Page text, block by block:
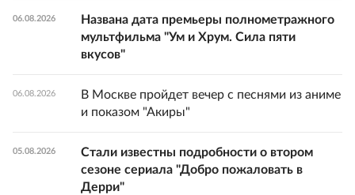
06.08.2026
Названа дата премьеры полнометражного
мультфильма "Ум и Хрум. Сила пяти
вкусов"
06.08.2026
В Москве пройдет вечер с песнями из аниме
и показом "Акиры"
05.08.2026
Стали известны подробности о втором
сезоне сериала "Добро пожаловать в
Дерри"